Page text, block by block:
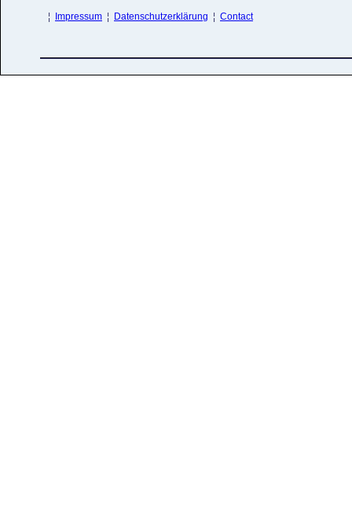
¦ Impressum ¦ Datenschutzerklärung ¦ Contact